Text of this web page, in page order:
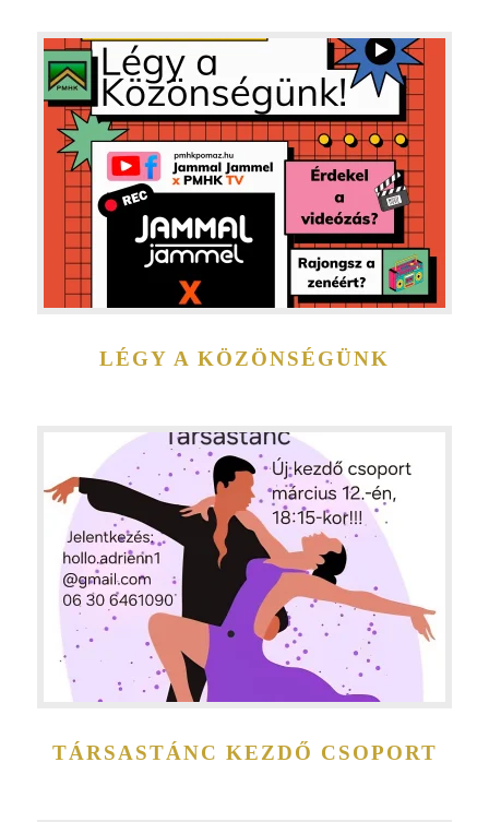
LÉGY A KÖZÖNSÉGÜNK
TÁRSASTÁNC KEZDŐ CSOPORT